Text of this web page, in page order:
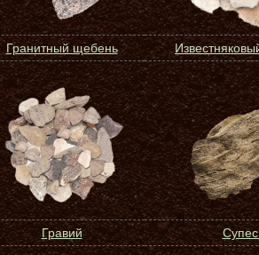
Гранитный щебень
Гравий